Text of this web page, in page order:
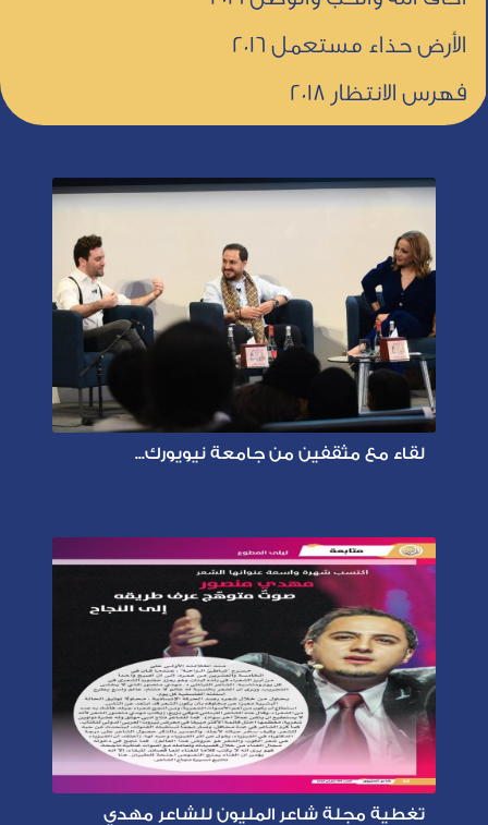
الأرض حذاء مستعمل 2016
فهرس الانتظار 2018
لقاء مع مثقفين من جامعة نيويورك...
تغطية مجلة شاعر المليون للشاعر مهدي